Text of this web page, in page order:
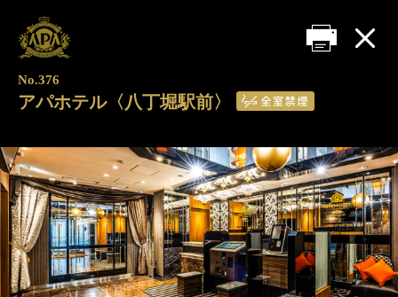
No.376
アパホテル〈八丁堀駅前〉